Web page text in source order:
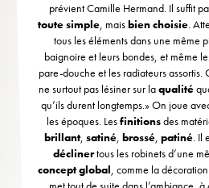
prévient Camille Hermand. Il suffit
toute simple, maisbien choisie.
tous les éléments dans une même
baignoire et leurs bondes, et même
pare-douche et les radiateurs
ne surtout pas lésiner sur laqualité
qu’ils durent longtemps.» On joue
les époques. Lesfinitionsdes
brillant, satiné, brossé, patiné. Il
déclinertous les robinets d’une
concept global, comme la